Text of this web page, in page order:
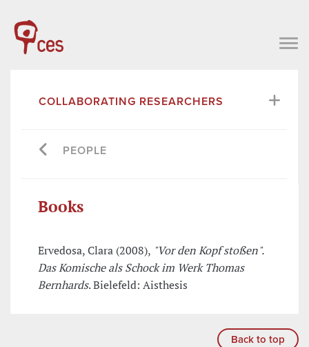
COLLABORATING RESEARCHERS
PEOPLE
Books
Ervedosa, Clara (2008), "Vor den Kopf stoßen".
Das Komische als Schock im Werk Thomas
Bernhards. Bielefeld: Aisthesis
Back to top